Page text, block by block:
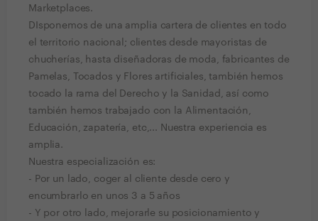
Marketplaces.
DIsponemos de una amplia cartera de clientes en todo
el territorio nacional; clientes desde mayoristas de
chucherías, hasta diseñadoras de moda, fabricantes de
Pamelas, Tocados y Flores artificiales, también hemos
tocado la rama del Derecho y la Sanidad, así como
también hemos trabajado con la Alimentación,
Educación, zapatería, etc,... Nuestra experiencia es
amplia.
Nuestra especialización es:
- Por un lado, coger al cliente desde cero y
encumbrarlo en unos 3 a 5 años
- Y por otro lado, mejorarle su posicionamiento y